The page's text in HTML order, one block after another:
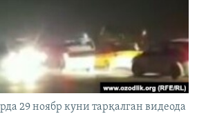
29 ноябр куни тарқалган видеода